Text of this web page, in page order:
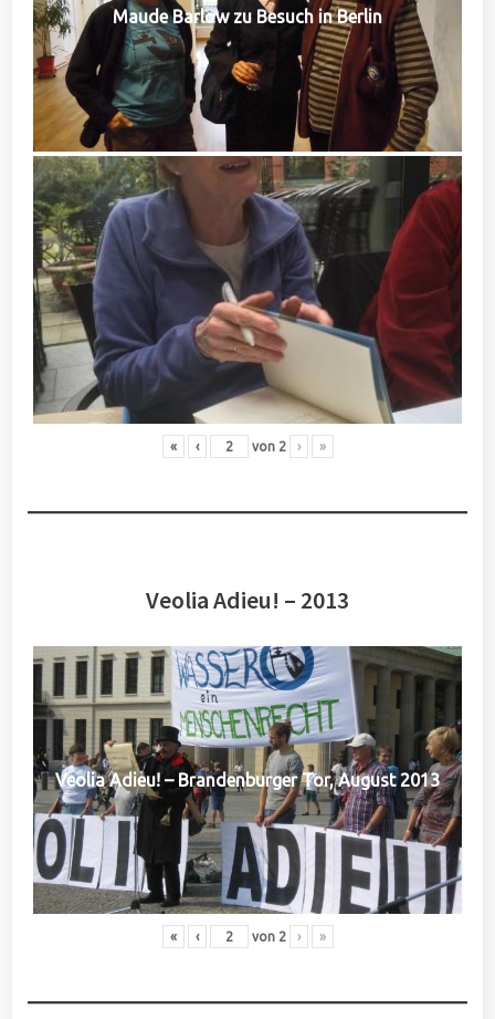
Maude Barlow zu Besuch in Berlin
« ‹ von 2 › »
Veolia Adieu! – 2013
Veolia Adieu! – Brandenburger Tor, August 2013
« ‹ von 2 › »